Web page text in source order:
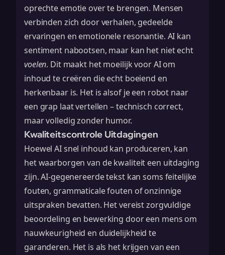
oprechte emotie over te brengen. Mensen
verbinden zich door verhalen, gedeelde
ervaringen en emotionele resonantie. AI kan
sentiment nabootsen, maar kan het niet echt
voelen. Dit maakt het moeilijk voor AI om
inhoud te creëren die echt boeiend en
herkenbaar is. Het is alsof je een robot naar
een grap laat vertellen – technisch correct,
maar volledig zonder humor.
Kwaliteitscontrole Uitdagingen
Hoewel AI snel inhoud kan produceren, kan
het waarborgen van de kwaliteit een uitdaging
zijn. AI-gegenereerde tekst kan soms feitelijke
fouten, grammaticale fouten of onzinnige
uitspraken bevatten. Het vereist zorgvuldige
beoordeling en bewerking door een mens om
nauwkeurigheid en duidelijkheid te
garanderen. Het is als het krijgen van een